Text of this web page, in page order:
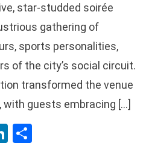
star-studded soirée
gathering of
sports personalities,
of the city’s social circuit.
transformed the venue
guests embracing […]
LinkedIn